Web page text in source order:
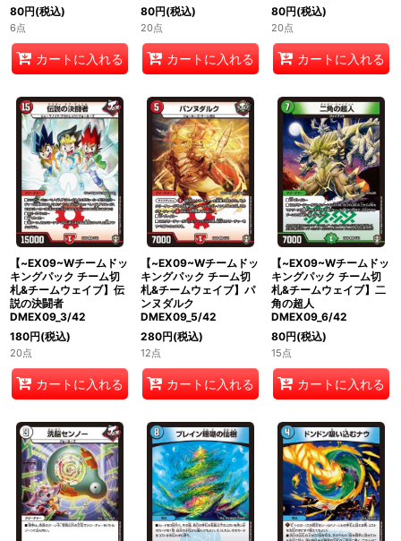
80円(税込)
6点
カートに入れる
80円(税込)
20点
カートに入れる
80円(税込)
20点
カートに入れる
【~EX09~Wチームドッ
キングパック チーム切
札&チームウェイブ】伝
説の決闘者
DMEX09_3/42
180円(税込)
20点
カートに入れる
【~EX09~Wチームドッ
キングパック チーム切
札&チームウェイブ】パ
ンヌダルク
DMEX09_5/42
280円(税込)
12点
カートに入れる
【~EX09~Wチームドッ
キングパック チーム切
札&チームウェイブ】二
角の超人
DMEX09_6/42
80円(税込)
15点
カートに入れる